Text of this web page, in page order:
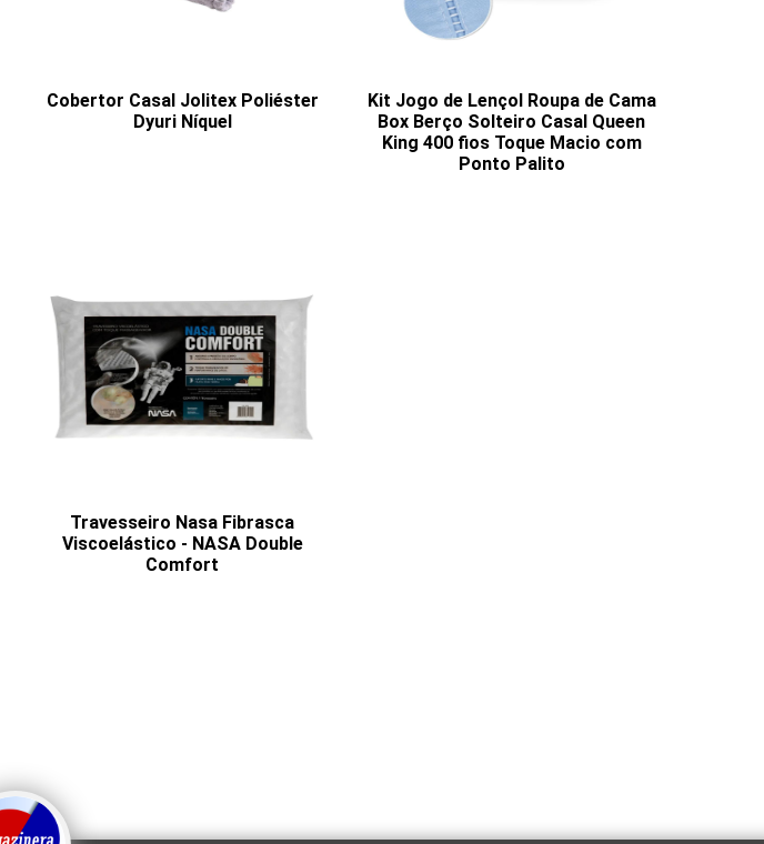
Cobertor Casal Jolitex Poliéster
Dyuri Níquel
Kit Jogo de Lençol Roupa de Cama
Box Berço Solteiro Casal Queen
King 400 fios Toque Macio com
Ponto Palito
Travesseiro Nasa Fibrasca
Viscoelástico - NASA Double
Comfort